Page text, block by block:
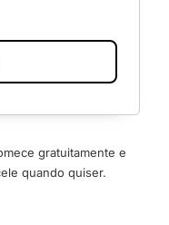
gratuitamente e
quando quiser.